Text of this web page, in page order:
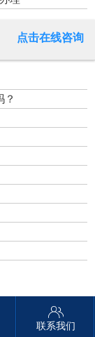
点击在线咨询
？
联系我们